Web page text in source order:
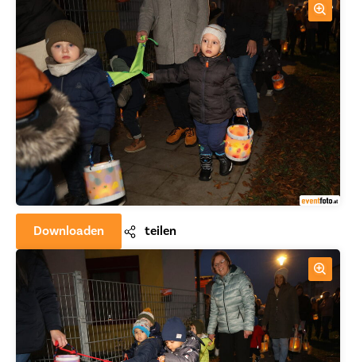
Downloaden teilen